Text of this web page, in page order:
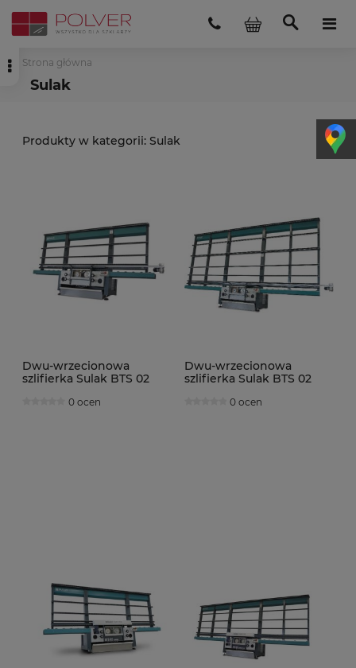
Strona główna
Sulak
Sulak
Dwu-wrzecionowa
szlifierka Sulak BTS 02
0 ocen
Dwu-wrzecionowa
szlifierka Sulak BTS 02
0 ocen